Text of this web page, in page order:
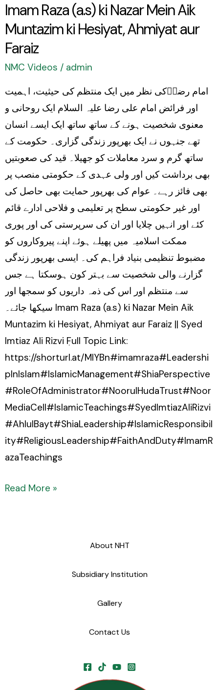
Imam Raza (a.s) ki Nazar Mein Aik
Muntazim ki Hesiyat, Ahmiyat aur
Faraiz
NMC Videos / admin
امام رضاؑکی نظر میں ایک منتظم کی حیثیت، اہمیت
اور فرائض امام علی رضا علیہ السلام ایک روحانی و
معنوی شخصیت ہونے کے ساتھ ساتھ ایک ایسے انسان
تھے جنہوں نے ایک بھرپور زندگی گزاری۔ حکومت کے
ساتھ گرم و سرد معاملات کو جھیلا۔ قید کی صعوبتیں
بھی برداشت کیں اور ولی عہدی کے حکومتی منصب پر
بھی فائز رہے۔ عوام کی بھرپور حمایت بھی حاصل کی
اور غیر حکومتی سطح پر تعلیمی و فلاحی ادارے قائم
کئے اور انہیں چلایا اور ان کی سرپرستی کی اور پوری
ممکت اسلامیہ میں پھیلے ہوئے اپنے پیروکاروں کو
مضبوط تنظیمی بنیاد فراہم کی۔ ایسی بھرپور زندگی
گزارنے والی شخصیت سے بہتر کون ہوسکتا ہے جس
سے منتظم اور اس کی ذمہ داریوں کو سمجھا اور
سیکھا جائے۔ Imam Raza (a.s) ki Nazar Mein Aik
Muntazim ki Hesiyat, Ahmiyat aur Faraiz || Syed
Imtiaz Ali Rizvi ٖFull Topic Link:
https://shorturl.at/MIYBn#imamraza#Leadershi
pInIslam#IslamicManagement#ShiaPerspective
#RoleOfAdministrator#NoorulHudaTrust#Noor
MediaCell#IslamicTeachings#SyedImtiazAliRizvi
#AhlulBayt#ShiaLeadership#IslamicResponsibil
ity#ReligiousLeadership#FaithAndDuty#ImamR
azaTeachings
ki
Hesiyat,
Ahmiyat
Read More »
About NHT
Subsidiary Institution
Gallery
Contact Us